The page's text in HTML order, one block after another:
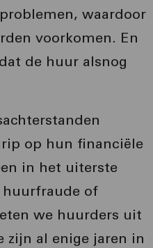
waardoor
voorkomen. En
de huur alsnog
op hun financiële
in het uiterste
of
we huurders uit
zijn al enige jaren in